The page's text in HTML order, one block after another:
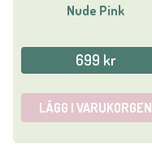
Nude Pink
699 kr
LÄGG I VARUKORGEN